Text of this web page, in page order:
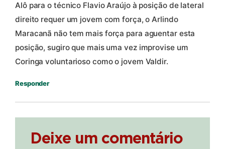
Alô para o técnico Flavio Araújo à posição de lateral
direito requer um jovem com força, o Arlindo
Maracanã não tem mais força para aguentar esta
posição, sugiro que mais uma vez improvise um
Coringa voluntarioso como o jovem Valdir.
Responder
Deixe um comentário